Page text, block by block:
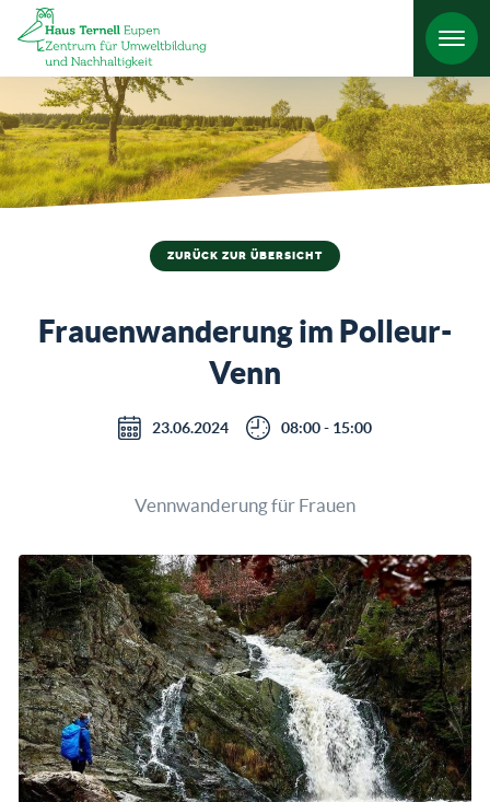
ZURÜCK ZUR ÜBERSICHT
Frauenwanderung im Polleur-
Venn
23.06.2024 08:00 - 15:00
Vennwanderung für Frauen